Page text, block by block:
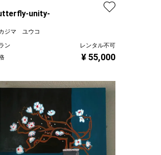
unity-
ジマ ユウコ
ン
レンタル不可
¥ 55,000